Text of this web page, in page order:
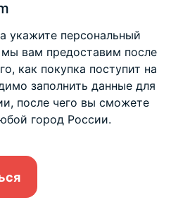
укажите персональный
вам предоставим после
как покупка поступит на
заполнить данные для
после чего вы сможете
город России.